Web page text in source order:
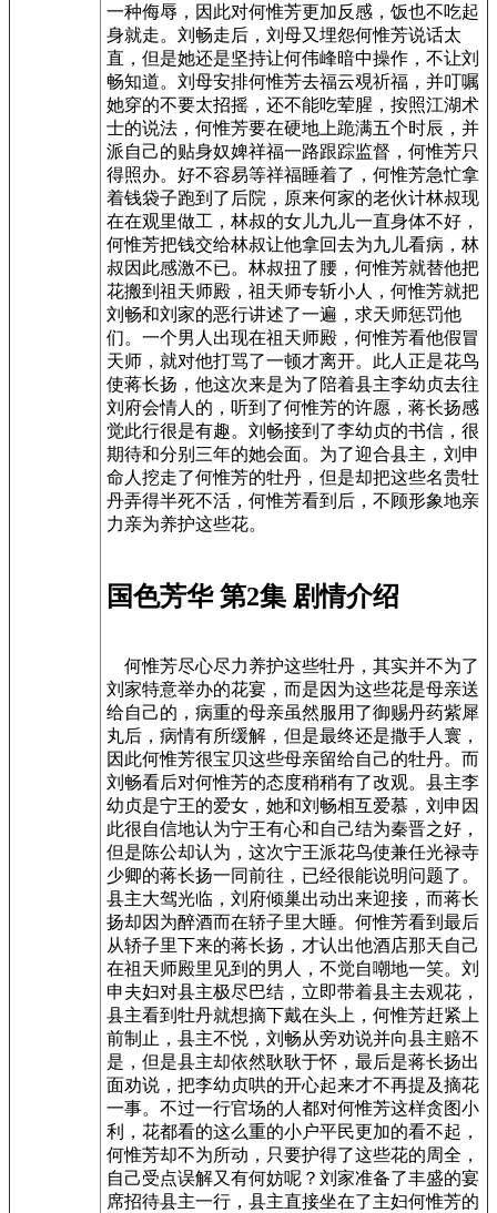
一种侮辱，因此对何惟芳更加反感，饭也不吃起
身就走。刘畅走后，刘母又埋怨何惟芳说话太
直，但是她还是坚持让何伟峰暗中操作，不让刘
畅知道。刘母安排何惟芳去福云覌祈福，并叮嘱
她穿的不要太招摇，还不能吃荤腥，按照江湖术
士的说法，何惟芳要在硬地上跪满五个时辰，并
派自己的贴身奴婢祥福一路跟踪监督，何惟芳只
得照办。好不容易等祥福睡着了，何惟芳急忙拿
着钱袋子跑到了后院，原来何家的老伙计林叔现
在在观里做工，林叔的女儿九儿一直身体不好，
何惟芳把钱交给林叔让他拿回去为九儿看病，林
叔因此感激不已。林叔扭了腰，何惟芳就替他把
花搬到祖天师殿，祖天师专斩小人，何惟芳就把
刘畅和刘家的恶行讲述了一遍，求天师惩罚他
们。一个男人出现在祖天师殿，何惟芳看他假冒
天师，就对他打骂了一顿才离开。此人正是花鸟
使蒋长扬，他这次来是为了陪着县主李幼贞去往
刘府会情人的，听到了何惟芳的许愿，蒋长扬感
觉此行很是有趣。刘畅接到了李幼贞的书信，很
期待和分别三年的她会面。为了迎合县主，刘申
命人挖走了何惟芳的牡丹，但是却把这些名贵牡
丹弄得半死不活，何惟芳看到后，不顾形象地亲
力亲为养护这些花。
国色芳华 第2集 剧情介绍
何惟芳尽心尽力养护这些牡丹，其实并不为了
刘家特意举办的花宴，而是因为这些花是母亲送
给自己的，病重的母亲虽然服用了御赐丹药紫犀
丸后，病情有所缓解，但是最终还是撒手人寰，
因此何惟芳很宝贝这些母亲留给自己的牡丹。而
刘畅看后对何惟芳的态度稍稍有了改观。县主李
幼贞是宁王的爱女，她和刘畅相互爱慕，刘申因
此很自信地认为宁王有心和自己结为秦晋之好，
但是陈公却认为，这次宁王派花鸟使兼任光禄寺
少卿的蒋长扬一同前往，已经很能说明问题了。
县主大驾光临，刘府倾巢出动出来迎接，而蒋长
扬却因为醉酒而在轿子里大睡。何惟芳看到最后
从轿子里下来的蒋长扬，才认出他酒店那天自己
在祖天师殿里见到的男人，不觉自嘲地一笑。刘
申夫妇对县主极尽巴结，立即带着县主去观花，
县主看到牡丹就想摘下戴在头上，何惟芳赶紧上
前制止，县主不悦，刘畅从旁劝说并向县主赔不
是，但是县主却依然耿耿于怀，最后是蒋长扬出
面劝说，把李幼贞哄的开心起来才不再提及摘花
一事。不过一行官场的人都对何惟芳这样贪图小
利，花都看的这么重的小户平民更加的看不起，
何惟芳却不为所动，只要护得了这些花的周全，
自己受点误解又有何妨呢？刘家准备了丰盛的宴
席招待县主一行，县主直接坐在了主妇何惟芳的